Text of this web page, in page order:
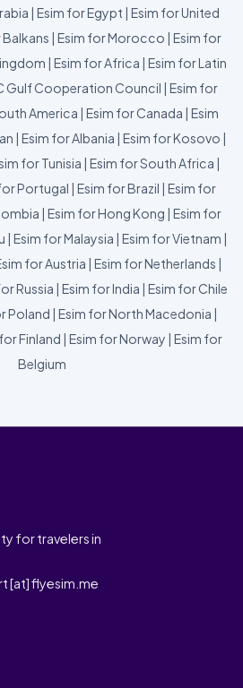
| Esim for Egypt | Esim for United
| Esim for Morocco | Esim for
| Esim for Africa | Esim for Latin
Gulf Cooperation Council | Esim for
America | Esim for Canada | Esim
| Esim for Albania | Esim for Kosovo |
for Tunisia | Esim for South Africa |
Portugal | Esim for Brazil | Esim for
| Esim for Hong Kong | Esim for
| Esim for Malaysia | Esim for Vietnam |
for Austria | Esim for Netherlands |
Russia | Esim for India | Esim for Chile
Poland | Esim for North Macedonia |
Finland | Esim for Norway | Esim for
Belgium
for travelers in
[at] flyesim.me